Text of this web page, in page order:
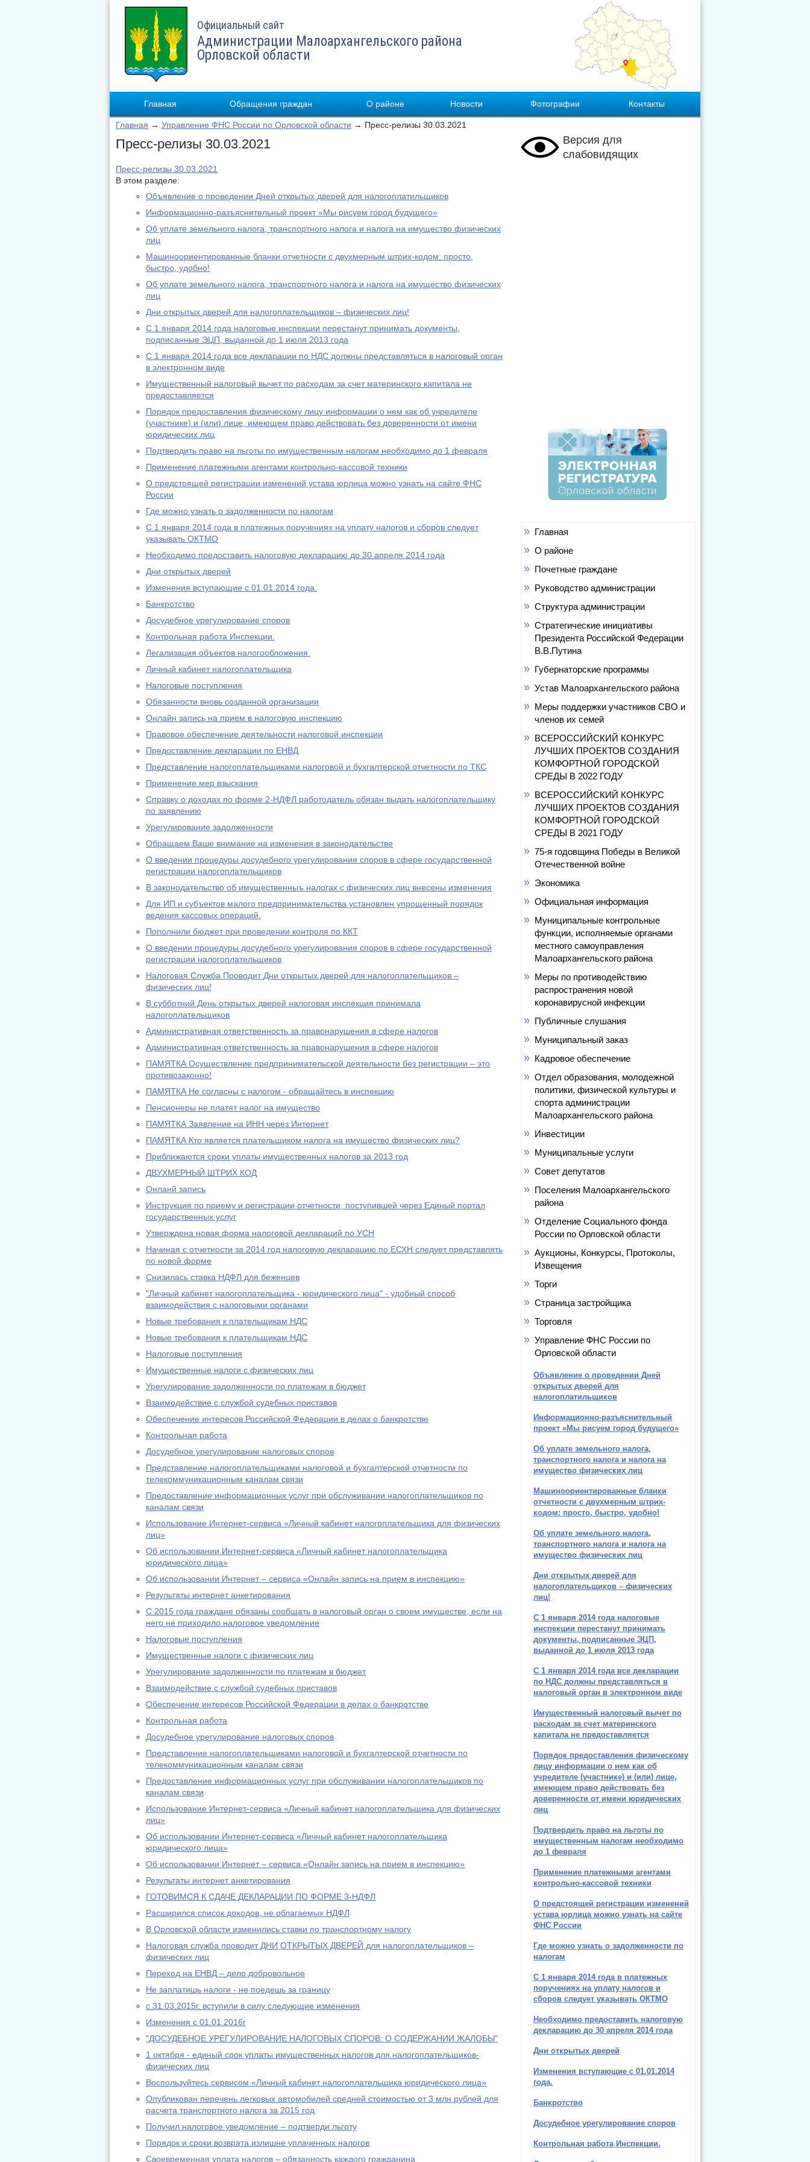
Официальный сайт
Администрации Малоархангельского района
Орловской области
Главная Обращения граждан О районе Новости Фотографии Контакты
Главная → Управление ФНС России по Орловской области → Пресс-релизы 30.03.2021
Пресс-релизы 30.03.2021
Пресс-релизы 30.03.2021
В этом разделе:
Объявление о проведении Дней открытых дверей для налогоплатильщиков
Информационно-разъяснительный проект «Мы рисуем город будущего»
Об уплате земельного налога, транспортного налога и налога на имущество физических
лиц
Машиноориентированные бланки отчетности с двухмерным штрих-кодом: просто,
быстро, удобно!
Об уплате земельного налога, транспортного налога и налога на имущество физических
лиц
Дни открытых дверей для налогоплательщиков – физических лиц!
С 1 января 2014 года налоговые инспекции перестанут принимать документы,
подписанные ЭЦП, выданной до 1 июля 2013 года
С 1 января 2014 года все декларации по НДС должны представляться в налоговый орган
в электронном виде
Имущественный налоговый вычет по расходам за счет материнского капитала не
предоставляется
Порядок предоставления физическому лицу информации о нем как об учредителе
(участнике) и (или) лице, имеющем право действовать без доверенности от имени
юридических лиц
Подтвердить право на льготы по имущественным налогам необходимо до 1 февраля
Применение платежными агентами контрольно-кассовой техники
О предстоящей регистрации изменений устава юрлица можно узнать на сайте ФНС
России
Где можно узнать о задолженности по налогам
С 1 января 2014 года в платежных поручениях на уплату налогов и сборов следует
указывать ОКТМО
Необходимо предоставить налоговую декларацию до 30 апреля 2014 года
Дни открытых дверей
Изменения вступающие с 01.01.2014 года.
Банкротство
Досудебное урегулирование споров
Контрольная работа Инспекции.
Легализация объектов налогообложения.
Личный кабинет налогоплательщика
Налоговые поступления
Обязанности вновь созданной организации
Онлайн запись на прием в налоговую инспекцию
Правовое обеспечение деятельности налоговой инспекции
Предоставление декларации по ЕНВД
Представление налогоплательщиками налоговой и бухгалтерской отчетности по ТКС
Применение мер взыскания
Справку о доходах по форме 2-НДФЛ работодатель обязан выдать налогоплательщику
по заявлению
Урегулирование задолженности
Обращаем Ваше внимание на изменения в законодательстве
О введении процедуры досудебного урегулирования споров в сфере государственной
регистрации налогоплательщиков
В законодательство об имущественныъ налогах с физических лиц внесены изменения
Для ИП и субъектов малого предпринимательства установлен упрощенный порядок
ведения кассовых операций.
Пополнили бюджет при проведении контроля по ККТ
О введении процедуры досудебного урегулирования споров в сфере государственной
регистрации налогоплательщиков
Налоговая Служба Проводит Дни открытых дверей для налогоплательщиков –
физических лиц!
В субботний День открытых дверей налоговая инспекция принимала
налогоплательщиков
Административная ответственность за правонарушения в сфере налогов
Административная ответственность за правонарушения в сфере налогов
ПАМЯТКА Осуществление предпринимательской деятельности без регистрации – это
противозаконно!
ПАМЯТКА Не согласны с налогом - обращайтесь в инспекцию
Пенсионеры не платят налог на имущество
ПАМЯТКА Заявление на ИНН через Интернет
ПАМЯТКА Кто является плательщиком налога на имущество физических лиц?
Приближаются сроки уплаты имущественных налогов за 2013 год
ДВУХМЕРНЫЙ ШТРИХ КОД
Онланй запись
Инструкция по приему и регистрации отчетности, поступившей через Единый портал
государственных услуг
Утверждена новая форма налоговой деклараций по УСН
Начиная с отчетности за 2014 год налоговую декларацию по ЕСХН следует представлять
по новой форме
Снизилась ставка НДФЛ для беженцев
"Личный кабинет налогоплательщика - юридического лица" - удобный способ
взаимодействия с налоговыми органами
Новые требования к плательщикам НДС
Новые требования к плательщикам НДС
Налоговые поступления
Имущественные налоги с физических лиц
Урегулирование задолженности по платежам в бюджет
Взаимодействие с службой судебных приставов
Обеспечение интересов Российской Федерации в делах о банкротстве
Контрольная работа
Досудебное урегулирование налоговых споров
Представление налогоплательщиками налоговой и бухгалтерской отчетности по
телекоммуникационным каналам связи
Предоставление информационных услуг при обслуживании налогоплательщиков по
каналам связи
Использование Интернет-сервиса «Личный кабинет налогоплательщика для физических
лиц»
Об использовании Интернет-сервиса «Личный кабинет налогоплательщика
юридического лица»
Об использовании Интернет – сервиса «Онлайн запись на прием в инспекцию»
Результаты интернет анкетирования
С 2015 года граждане обязаны сообщать в налоговый орган о своем имуществе, если на
него не приходило налоговое уведомление
Налоговые поступления
Имущественные налоги с физических лиц
Урегулирование задолженности по платежам в бюджет
Взаимодействие с службой судебных приставов
Обеспечение интересов Российской Федерации в делах о банкротстве
Контрольная работа
Досудебное урегулирование налоговых споров
Представление налогоплательщиками налоговой и бухгалтерской отчетности по
телекоммуникационным каналам связи
Предоставление информационных услуг при обслуживании налогоплательщиков по
каналам связи
Использование Интернет-сервиса «Личный кабинет налогоплательщика для физических
лиц»
Об использовании Интернет-сервиса «Личный кабинет налогоплательщика
юридического лица»
Об использовании Интернет – сервиса «Онлайн запись на прием в инспекцию»
Результаты интернет анкетирования
ГОТОВИМСЯ К СДАЧЕ ДЕКЛАРАЦИИ ПО ФОРМЕ 3-НДФЛ
Расширился список доходов, не облагаемых НДФЛ
В Орловской области изменились ставки по транспортному налогу
Налоговая служба проводит ДНИ ОТКРЫТЫХ ДВЕРЕЙ для налогоплательщиков –
физических лиц
Переход на ЕНВД – дело добровольное
Не заплатишь налоги - не поедешь за границу
с 31.03.2015г. вступили в силу следующие изменения
Изменения с 01.01.2016г
"ДОСУДЕБНОЕ УРЕГУЛИРОВАНИЕ НАЛОГОВЫХ СПОРОВ: О СОДЕРЖАНИИ ЖАЛОБЫ"
1 октября - единый срок уплаты имущественных налогов для налогоплательщиков-
физических лиц
Воспользуйтесь сервисом «Личный кабинет налогоплательщика юридического лица»
Опубликован перечень легковых автомобилей средней стоимостью от 3 млн рублей для
расчета транспортного налога за 2015 год
Получил налоговое уведомление – подтверди льготу
Порядок и сроки возврата излишне уплаченных налогов
Своевременная уплата налогов – обязанность каждого гражданина
Версия для
слабовидящих
Главная
О районе
Почетные граждане
Руководство администрации
Структура администрации
Стратегические инициативы
Президента Российской Федерации
В.В.Путина
Губернаторские программы
Устав Малоархангельского района
Меры поддержки участников СВО и
членов их семей
ВСЕРОССИЙСКИЙ КОНКУРС
ЛУЧШИХ ПРОЕКТОВ СОЗДАНИЯ
КОМФОРТНОЙ ГОРОДСКОЙ
СРЕДЫ В 2022 ГОДУ
ВСЕРОССИЙСКИЙ КОНКУРС
ЛУЧШИХ ПРОЕКТОВ СОЗДАНИЯ
КОМФОРТНОЙ ГОРОДСКОЙ
СРЕДЫ В 2021 ГОДУ
75-я годовщина Победы в Великой
Отечественной войне
Экономика
Официальная информация
Муниципальные контрольные
функции, исполняемые органами
местного самоуправления
Малоархангельского района
Меры по противодействию
распространения новой
коронавирусной инфекции
Публичные слушания
Муниципальный заказ
Кадровое обеспечение
Отдел образования, молодежной
политики, физической культуры и
спорта администрации
Малоархангельского района
Инвестиции
Муниципальные услуги
Совет депутатов
Поселения Малоархангельского
района
Отделение Социального фонда
России по Орловской области
Аукционы, Конкурсы, Протоколы,
Извещения
Торги
Страница застройщика
Торговля
Управление ФНС России по
Орловской области
Объявление о проведении Дней
открытых дверей для
налогоплатильщиков
Информационно-разъяснительный
проект «Мы рисуем город будущего»
Об уплате земельного налога,
транспортного налога и налога на
имущество физических лиц
Машиноориентированные бланки
отчетности с двухмерным штрих-
кодом: просто, быстро, удобно!
Об уплате земельного налога,
транспортного налога и налога на
имущество физических лиц
Дни открытых дверей для
налогоплательщиков – физических
лиц!
С 1 января 2014 года налоговые
инспекции перестанут принимать
документы, подписанные ЭЦП,
выданной до 1 июля 2013 года
С 1 января 2014 года все декларации
по НДС должны представляться в
налоговый орган в электронном виде
Имущественный налоговый вычет по
расходам за счет материнского
капитала не предоставляется
Порядок предоставления физическому
лицу информации о нем как об
учредителе (участнике) и (или) лице,
имеющем право действовать без
доверенности от имени юридических
лиц
Подтвердить право на льготы по
имущественным налогам необходимо
до 1 февраля
Применение платежными агентами
контрольно-кассовой техники
О предстоящей регистрации изменений
устава юрлица можно узнать на сайте
ФНС России
Где можно узнать о задолженности по
налогам
С 1 января 2014 года в платежных
поручениях на уплату налогов и
сборов следует указывать ОКТМО
Необходимо предоставить налоговую
декларацию до 30 апреля 2014 года
Дни открытых дверей
Изменения вступающие с 01.01.2014
года.
Банкротство
Досудебное урегулирование споров
Контрольная работа Инспекции.